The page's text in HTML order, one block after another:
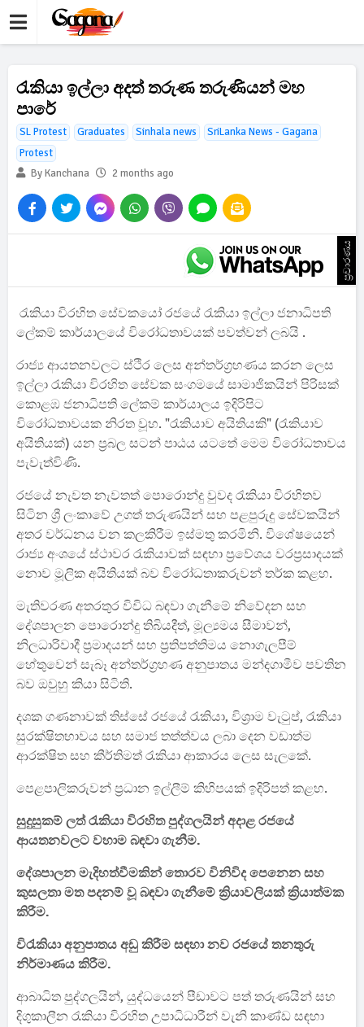
‍රැකි‍යා ඉල්ලා අදත් තරුණ තරුණියන් මහ
පාරේ
SL Protest Graduates Sinhala news
SriLanka News - Gagana
Protest
By Kanchana
2 months ago
ප්‍රචාරණය
රැකියා විරහිත සේවකයෝ රජයේ රැකියා ඉල්ලා ජනාධිපති
ලේකම් කාර්යාලයේ විරෝධතාවයක් පවත්වන් ලබයි .
රාජ්‍ය ආයතනවලට ස්ථිර ලෙස අන්තර්ග්‍රහණය කරන ලෙස
ඉල්ලා රැකියා විරහිත සේවක සංගමයේ සාමාජිකයින් පිරිසක්
කොළඹ ජනාධිපති ලේකම් කාර්යාලය ඉදිරිපිට
විරෝධතාවයක නිරත වූහ. "රැකියාව අයිතියකි" (රැකියාව
අයිතියක්) යන ප්‍රබල සටන් පාඨය යටතේ මෙම විරෝධතාවය
පැවැත්විණි.
රජයේ නැවත නැවතත් පොරොන්දු වුවද රැකියා විරහිතව
සිටින ශ්‍රී ලංකාවේ උගත් තරුණයින් සහ පළපුරුදු සේවකයින්
අතර වර්ධනය වන කලකිරීම ඉස්මතු කරමිනි. විශේෂයෙන්
රාජ්‍ය අංශයේ ස්ථාවර රැකියාවක් සඳහා ප්‍රවේශය වරප්‍රසාදයක්
නොව මූලික අයිතියක් බව විරෝධතාකරුවන් තර්ක කළහ.
මැතිවරණ අතරතුර විවිධ බඳවා ගැනීමේ නිවේදන සහ
දේශපාලන පොරොන්දු තිබියදීත්, මූල්‍යමය සීමාවන්,
නිලධාරිවාදී ප්‍රමාදයන් සහ ප්‍රතිපත්තිමය නොගැලපීම්
හේතුවෙන් සැබෑ අන්තර්ග්‍රහණ අනුපාතය මන්දගාමීව පවතින
බව ඔවුහු කියා සිටිති.
දශක ගණනාවක් තිස්සේ රජයේ රැකියා, විශ්‍රාම වැටුප්, රැකියා
සුරක්ෂිතභාවය සහ සමාජ තත්ත්වය ලබා දෙන වඩාත්ම
ආරක්ෂිත සහ කීර්තිමත් රැකියා ආකාරය ලෙස සැලකේ.
පෙළපාලිකරුවන් ප්‍රධාන ඉල්ලීම් කිහිපයක් ඉදිරිපත් කළහ.
සුදුසුකම් ලත් රැකියා විරහිත පුද්ගලයින් අදාළ රජයේ
ආයතනවලට වහාම බඳවා ගැනීම.
දේශපාලන මැදිහත්වීමකින් තොරව විනිවිද පෙනෙන සහ
කුසලතා මත පදනම් වූ බඳවා ගැනීමේ ක්‍රියාවලියක් ක්‍රියාත්මක
කිරීම.
විරැකියා අනුපාතය අඩු කිරීම සඳහා නව රජයේ තනතුරු
නිර්මාණය කිරීම.
ආබාධිත පුද්ගලයින්, යුද්ධයෙන් පීඩාවට පත් තරුණයින් සහ
දිගුකාලීන රැකියා විරහිත උපාධිධාරීන් වැනි කාණ්ඩ සඳහා